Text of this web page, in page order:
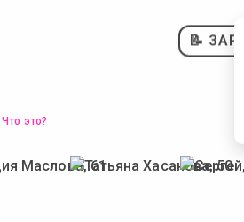
📝
Что это?